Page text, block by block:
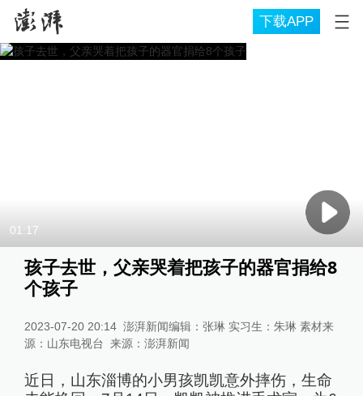
下载APP
01:17
孩子去世，父亲哭着把孩子的器官捐给8
个孩子
2023-07-20 20:14 澎湃新闻编辑：张琳 实习生：朱琳 素材来
源：山东电视台 来源： 澎湃新闻
近日，山东淄博的小男孩凯凯意外摔伤，生命